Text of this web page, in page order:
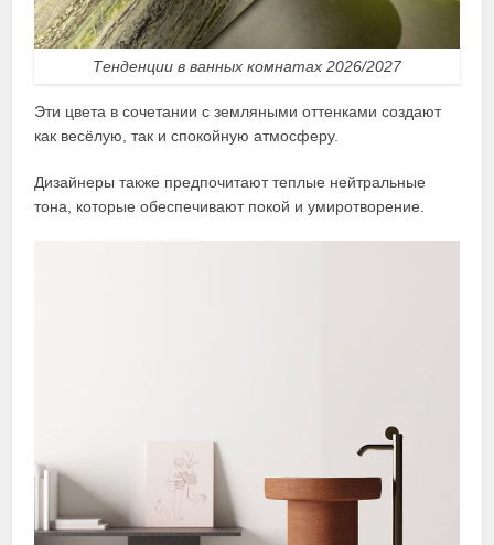
Тенденции в ванных комнатах 2026/2027
Эти цвета в сочетании с земляными оттенками создают
как весёлую, так и спокойную атмосферу.
Дизайнеры также предпочитают теплые нейтральные
тона, которые обеспечивают покой и умиротворение.